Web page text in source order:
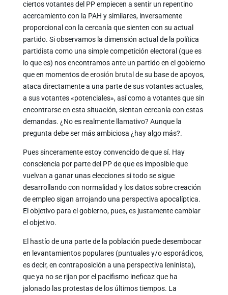
ciertos votantes del PP empiecen a sentir un repentino
acercamiento con la PAH y similares, inversamente
proporcional con la cercanía que sienten con su actual
partido. Si observamos la dimensión actual de la política
partidista como una simple competición electoral (que es
lo que es) nos encontramos ante un partido en el gobierno
que en momentos deerosión brutal de su base de apoyos,
ataca directamente a una parte de sus votantes actuales,
a sus votantes «potenciales», así como a votantes que sin
encontrarse en esta situación, sientan cercanía con estas
demandas. ¿No es realmente llamativo? Aunque la
pregunta debe ser más ambiciosa ¿hay algo más?.
Pues sinceramente estoy convencido de que sí. Hay
consciencia por parte del PP de que es imposible que
vuelvan a ganar unas elecciones si todo se sigue
desarrollando con normalidad y los datos sobre creación
de empleo sigan arrojando una perspectiva apocalíptica.
El objetivo para el gobierno, pues, es justamente cambiar
el objetivo.
El hastío de una parte de la población puede desembocar
en levantamientos populares (puntuales y/o esporádicos,
es decir, en contraposición a una perspectiva leninista),
que ya no se rijan por el pacifismo ineficaz que ha
jalonado las protestas de los últimos tiempos. La